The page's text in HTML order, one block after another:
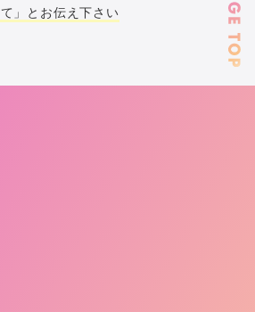
」とお伝え下さい